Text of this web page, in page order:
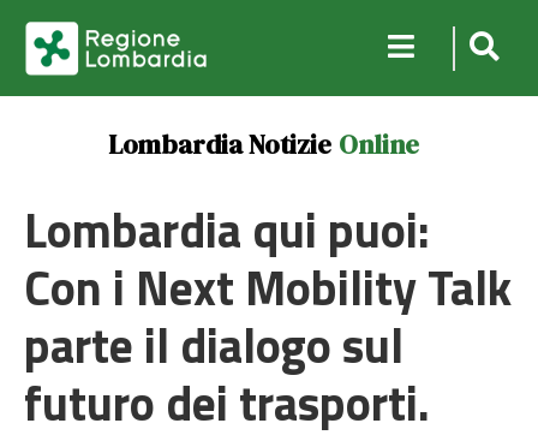
Lombardia Notizie Online
Lombardia qui puoi:
Con i Next Mobility Talk
parte il dialogo sul
futuro dei trasporti.